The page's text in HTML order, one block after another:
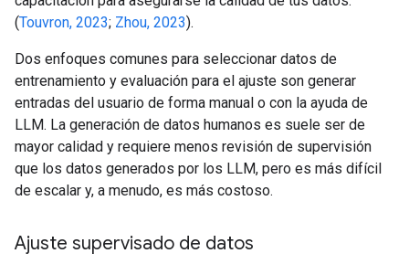
(Touvron, 2023; Zhou, 2023).
Dos enfoques comunes para seleccionar datos de
entrenamiento y evaluación para el ajuste son generar
entradas del usuario de forma manual o con la ayuda de
LLM. La generación de datos humanos es suele ser de
mayor calidad y requiere menos revisión de supervisión
que los datos generados por los LLM, pero es más difícil
de escalar y, a menudo, es más costoso.
Ajuste supervisado de datos